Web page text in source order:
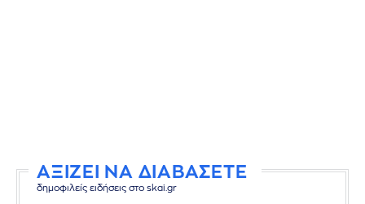
ΑΞΙΖΕΙ ΝΑ ΔΙΑΒΑΣΕΤΕ
δημοφιλείς ειδήσεις στο skai.gr